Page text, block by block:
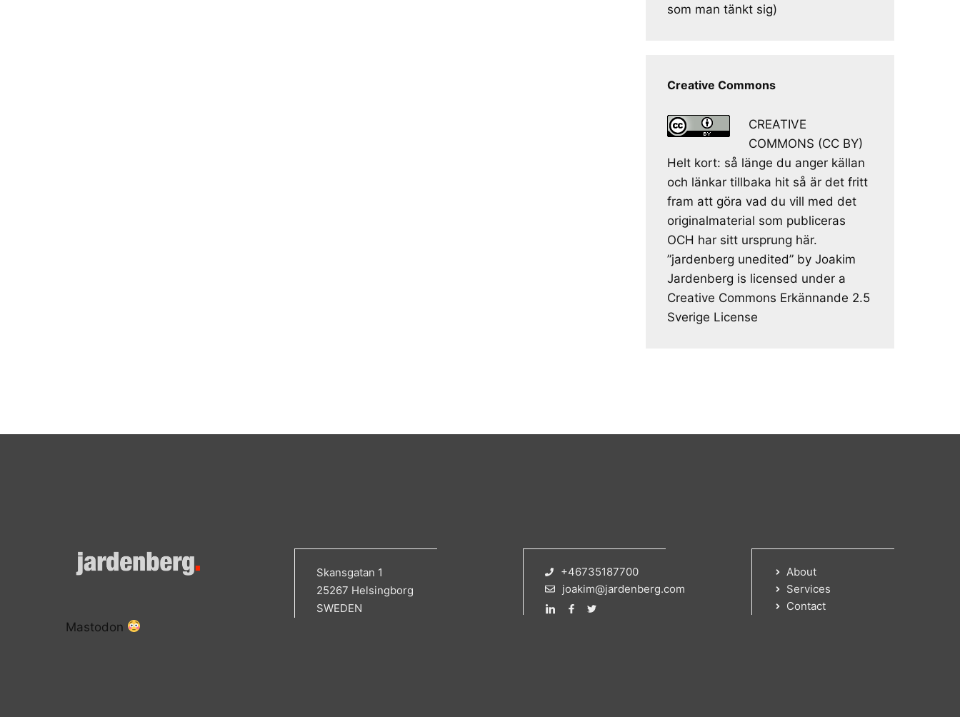
som man tänkt sig)
Creative Commons
CREATIVE
COMMONS (CC BY)
Helt kort: så länge du anger källan
och länkar tillbaka hit så är det fritt
fram att göra vad du vill med det
originalmaterial som publiceras
OCH har sitt ursprung här.
”jardenberg unedited” by Joakim
Jardenberg is licensed under a
Creative Commons Erkännande 2.5
Sverige License
Skansgatan 1
25267 Helsingborg
SWEDEN
+46735187700
joakim@jardenberg.com
About
Services
Contact
Mastodon